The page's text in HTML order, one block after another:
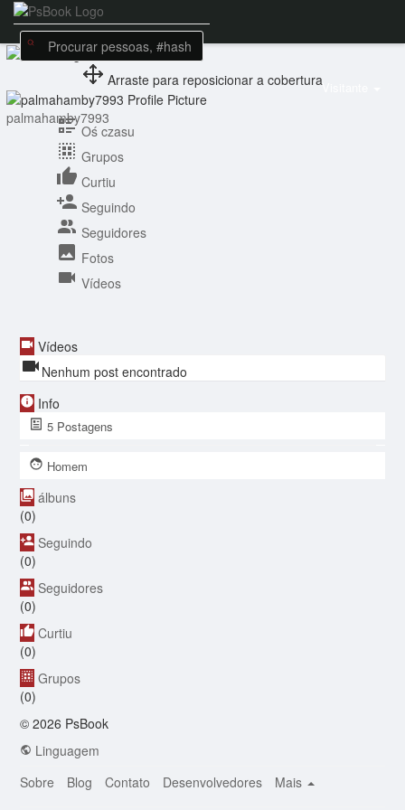
Visitante
Arraste para reposicionar a cobertura
palmahamby7993
Oś czasu
Grupos
Curtiu
Seguindo
Seguidores
Fotos
Vídeos
Vídeos
Nenhum post encontrado
Info
5Postagens
Homem
álbuns
(0)
Seguindo
(0)
Seguidores
(0)
Curtiu
(0)
Grupos
(0)
© 2026 PsBook
Linguagem
Sobre
Blog Contato Desenvolvedores Mais